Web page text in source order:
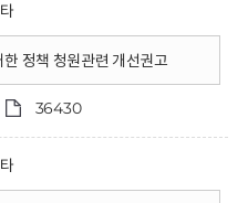
정책 청원관련 개선권고
36430